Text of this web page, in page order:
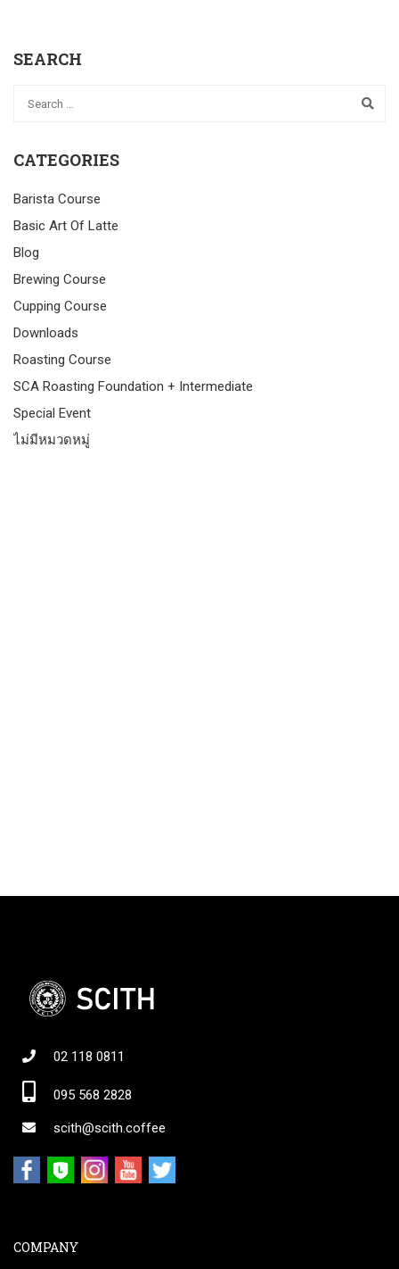
SEARCH
CATEGORIES
Barista Course
Basic Art Of Latte
Blog
Brewing Course
Cupping Course
Downloads
Roasting Course
SCA Roasting Foundation + Intermediate
Special Event
ไม่มีหมวดหมู่
02 118 0811
095 568 2828
scith@scith.coffee
COMPANY